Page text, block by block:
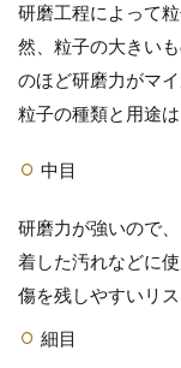
研磨工程によって
然、粒子の大きい
のほど研磨力がマイ
粒子の種類と用途は
中目
研磨力が強いので
着した汚れなどに
傷を残しやすいリス
細目